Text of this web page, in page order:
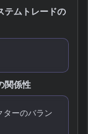
テムトレードの
関係性
ターのバラン